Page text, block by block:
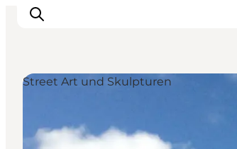
Inspiration
Regionen
Street Art und Skulpturen